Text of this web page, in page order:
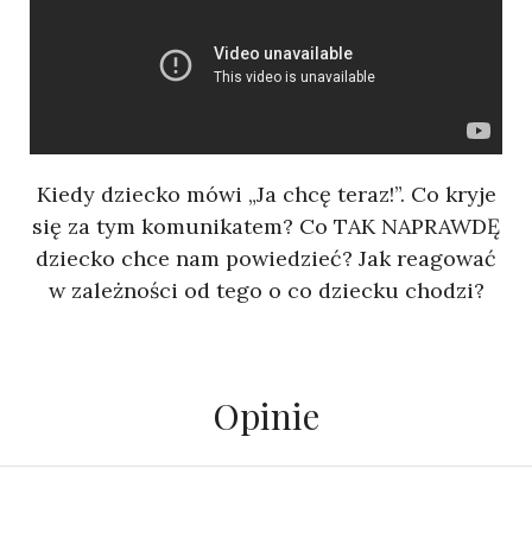
Kiedy dziecko mówi „Ja chcę teraz!”. Co kryje
się za tym komunikatem? Co TAK NAPRAWDĘ
dziecko chce nam powiedzieć? Jak reagować
w zależności od tego o co dziecku chodzi?
Opinie